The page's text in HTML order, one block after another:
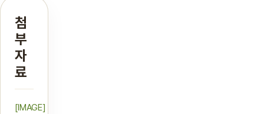
첨
부
자
료
[IMAGE]